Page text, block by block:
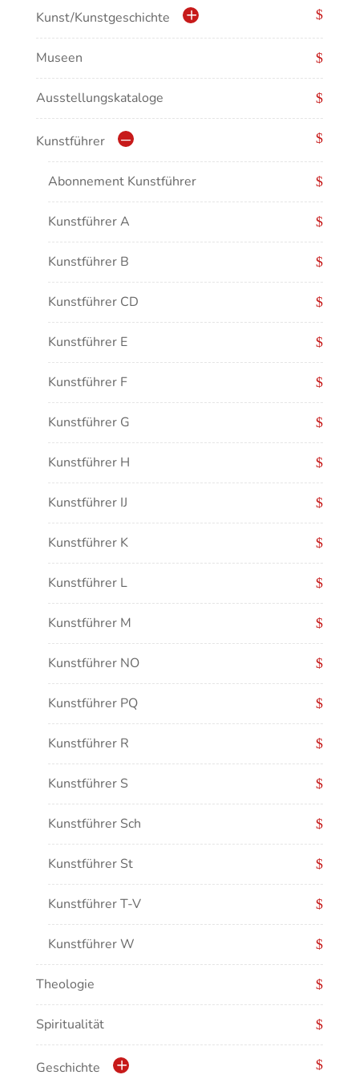
Kulturdenkmale in Baden-Württemberg
Kunst/Kunstgeschichte
Antike/Mittelalter
Renaissance/Barock/19. Jahrhundert
Moderne/Gegenwartskunst
Übergreifende Darstellungen
Museen
Ausstellungskataloge
Kunstführer
Abonnement Kunstführer
Kunstführer A
Kunstführer B
Kunstführer CD
Kunstführer E
Kunstführer F
Kunstführer G
Kunstführer H
Kunstführer IJ
Kunstführer K
Kunstführer L
Kunstführer M
Kunstführer NO
Kunstführer PQ
Kunstführer R
Kunstführer S
Kunstführer Sch
Kunstführer St
Kunstführer T-V
Kunstführer W
Kunstführer XYZ
Theologie
Spiritualität
Geschichte